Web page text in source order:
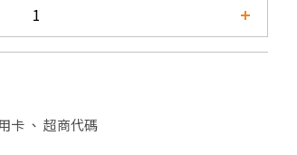
卡 、 超商代碼